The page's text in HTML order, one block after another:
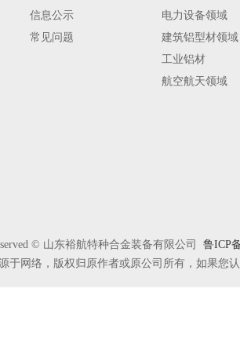
信息公示
常见问题
电力设备领域
建筑铝型材领域
工业铝材
航空航天领域
© 山东裕航特种合金装备有限公司 鲁ICP
于网络，版权归原作者或原公司所有，如果您